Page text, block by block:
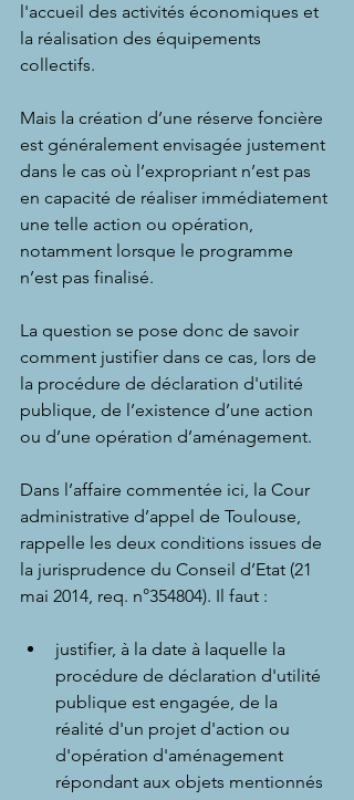
l'accueil des activités économiques et
la réalisation des équipements
collectifs.
Mais la création d’une réserve foncière
est généralement envisagée justement
dans le cas où l’expropriant n’est pas
en capacité de réaliser immédiatement
une telle action ou opération,
notamment lorsque le programme
n’est pas finalisé.
La question se pose donc de savoir
comment justifier dans ce cas, lors de
la procédure de déclaration d'utilité
publique, de l’existence d’une action
ou d’une opération d’aménagement.
Dans l’affaire commentée ici, la Cour
administrative d’appel de Toulouse,
rappelle les deux conditions issues de
la jurisprudence du Conseil d’Etat (21
mai 2014, req. n°354804). Il faut :
justifier, à la date à laquelle la
procédure de déclaration d'utilité
publique est engagée, de la
réalité d'un projet d'action ou
d'opération d'aménagement
répondant aux objets mentionnés